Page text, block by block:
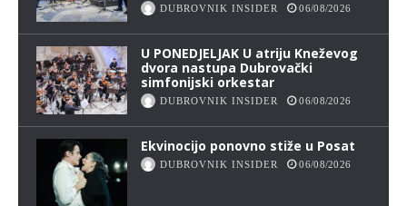
DUBROVNIK INSIDER 06/08/2026
U PONEDJELJAK U atriju Kneževog
dvora nastupa Dubrovački
simfonijski orkestar
DUBROVNIK INSIDER 06/08/2026
Ekvinocijo ponovno stiže u Posat
DUBROVNIK INSIDER 06/08/2026